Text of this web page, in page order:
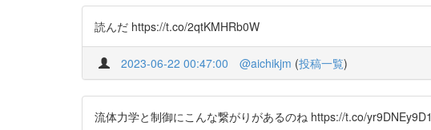
読んだ https://t.co/2qtKMHRb0W
2023-06-22 00:47:00 @aichikjm (投稿一覧)
流体力学と制御にこんな繋がりがあるのね https://t.co/yr9DNEy9D1